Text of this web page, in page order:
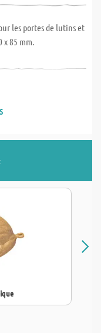
les portes de lutins et
x 85 mm.